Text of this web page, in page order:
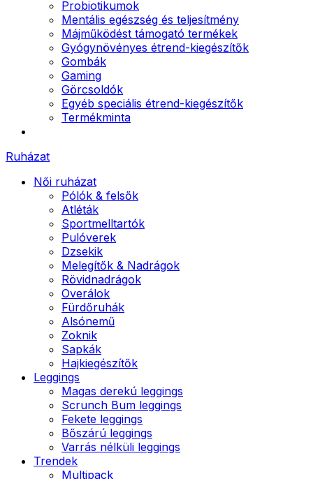
Probiotikumok
Mentális egészség és teljesítmény
Májműködést támogató termékek
Gyógynövényes étrend-kiegészítők
Gombák
Gaming
Görcsoldók
Egyéb speciális étrend-kiegészítők
Termékminta
Ruházat
Női ruházat
Pólók & felsők
Atléták
Sportmelltartók
Pulóverek
Dzsekik
Melegítők & Nadrágok
Rövidnadrágok
Overálok
Fürdőruhák
Alsónemű
Zoknik
Sapkák
Hajkiegészítők
Leggings
Magas derekú leggings
Scrunch Bum leggings
Fekete leggings
Bőszárú leggings
Varrás nélküli leggings
Trendek
Multipack